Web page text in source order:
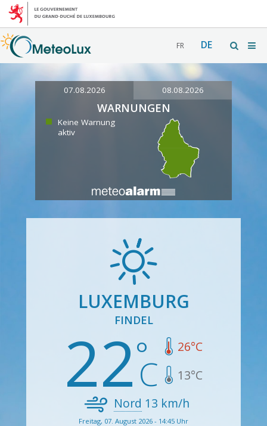
FR DE
07.08.2026 08.08.2026
WARNUNGEN
Keine Warnung
aktiv
LUXEMBURG
FINDEL
22 26°C
13°C
Nord 13 km/h
Freitag, 07. August 2026 - 14:45 Uhr